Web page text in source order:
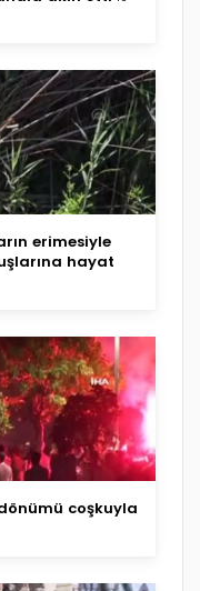
erimesiyle
hayat
coşkuyla